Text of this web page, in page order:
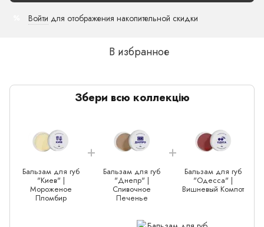
Войти для отображения накопительной скидки
В избранное
Збери всю коллекцію
Бальзам для губ
"Киев" |
Мороженое
Пломбир
Бальзам для губ
"Днепр" |
Сливочное
Печенье
Бальзам для губ
"Одесса" |
Вишневый Компот